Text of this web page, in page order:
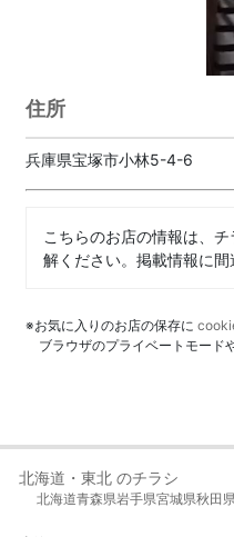
住所
兵庫県宝塚市小林5-4-6
こちらのお店の情報は、
解ください。掲載情報に
※お気に入りのお店の保存に
ブラウザのプライベートモード
北海道・東北 のチラシ
北海道青森県岩手県宮城県秋田